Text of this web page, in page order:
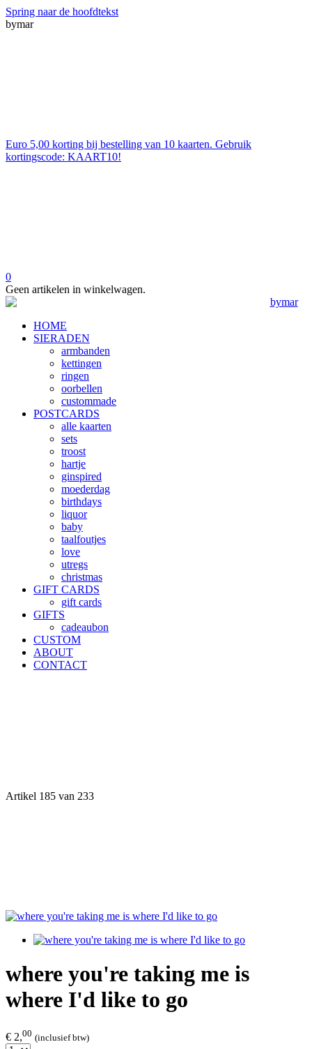
Spring naar de hoofdtekst
bymar
Euro 5,00 korting bij bestelling van 10 kaarten. Gebruik
kortingscode: KAART10!
0
Geen artikelen in winkelwagen.
HOME
SIERADEN
armbanden
kettingen
ringen
oorbellen
custommade
POSTCARDS
alle kaarten
sets
troost
hartje
ginspired
moederdag
birthdays
liquor
baby
taalfoutjes
love
utregs
christmas
GIFT CARDS
gift cards
GIFTS
cadeaubon
CUSTOM
ABOUT
CONTACT
Artikel 185 van 233
where you're taking me is
where I'd like to go
€ 2,00 (inclusief btw)